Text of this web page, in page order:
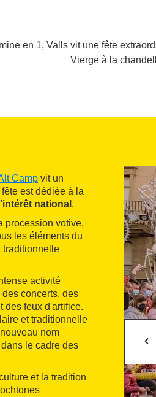
en 1, Valls vit une fête
Vierge à la
Camp vit un
fête est dédiée à la
national .
procession votive,
les éléments du
traditionnelle
activité
concerts, des
des feux d'artifice.
et traditionnelle
nom
le cadre des
et la tradition